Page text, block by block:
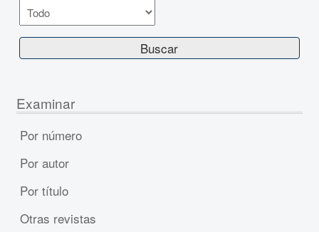
Examinar
Por número
Por autor
Por título
Otras revistas